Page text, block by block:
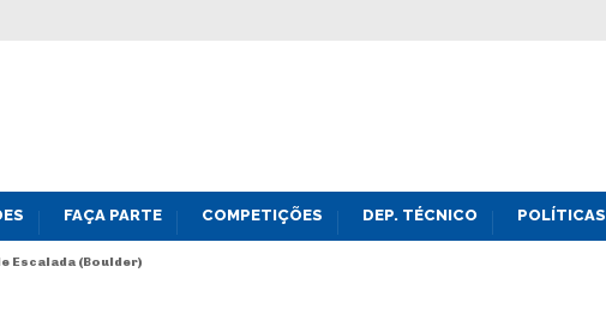
FAÇA PARTE COMPETIÇÕES DEP. TÉCNICO POLÍTICAS
Escalada (Boulder)